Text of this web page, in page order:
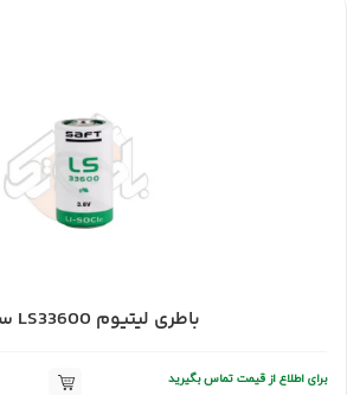
باطری لیتیوم LS33600 سافت
برای اطلاع از قیمت تماس بگیرید